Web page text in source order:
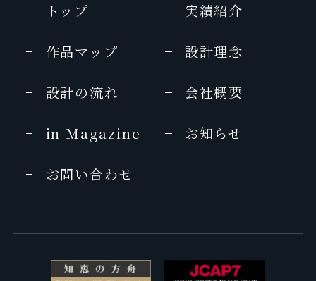
トップ 実績紹介
作品マップ 設計理念
設計の流れ 会社概要
in Magazine お知らせ
お問い合わせ